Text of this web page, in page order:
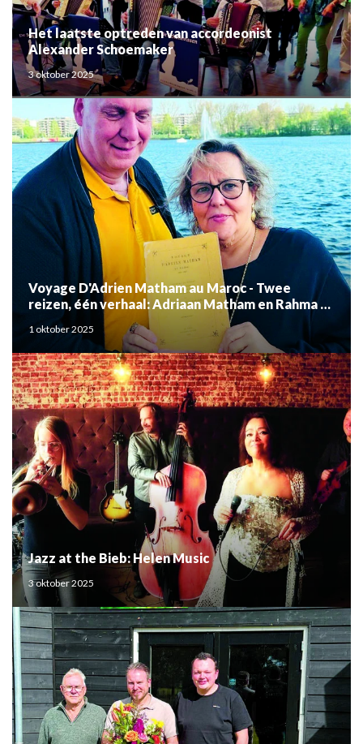
Het laatste optreden van accordeonist
Alexander Schoemaker
3 oktober 2025
Voyage D'Adrien Matham au Maroc - Twee
reizen, één verhaal: Adriaan Matham en Rahma el
Mouden
1 oktober 2025
Jazz at the Bieb: Helen Music
3 oktober 2025